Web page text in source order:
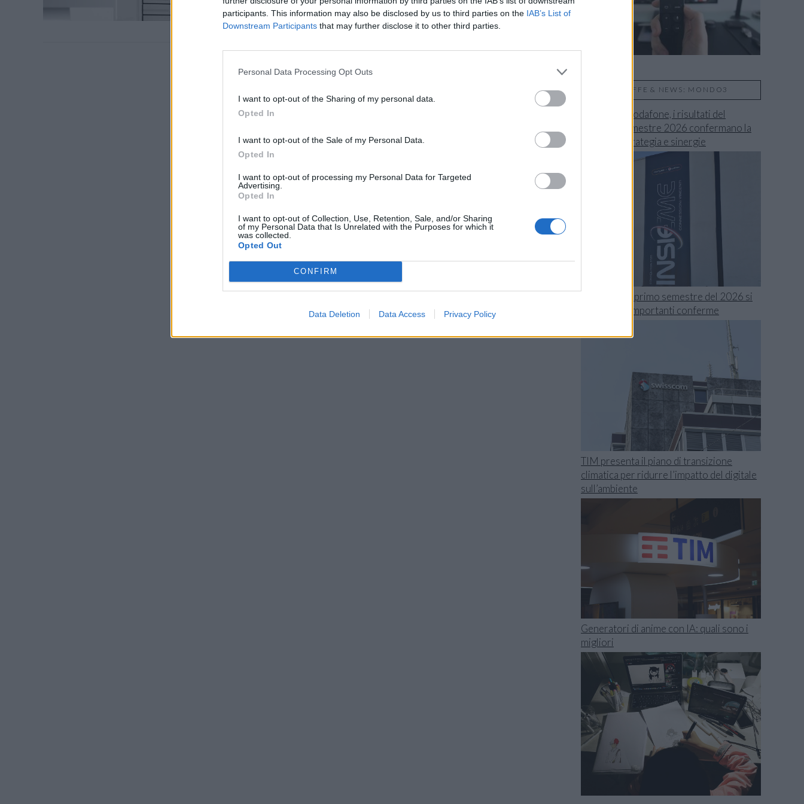
participants. This information may also be disclosed by us to third parties on the IAB’s List of
Downstream Participants that may further disclose it to other third parties.
Personal Data Processing Opt Outs
I want to opt-out of the Sharing of my personal data.
Opted In
I want to opt-out of the Sale of my Personal Data.
Opted In
I want to opt-out of processing my Personal Data for Targeted
Advertising.
Opted In
I want to opt-out of Collection, Use, Retention, Sale, and/or Sharing
of my Personal Data that Is Unrelated with the Purposes for which it
was collected.
Opted Out
CONFIRM
Data Deletion Data Access Privacy Policy
TARIFFE & NEWS: MONDO3
Fastweb + Vodafone, i risultati del
secondo trimestre 2026 confermano la
validità di strategia e sinergie
Swisscom, il primo semestre del 2026 si
chiude con importanti conferme
TIM presenta il piano di transizione
climatica per ridurre l’impatto del digitale
sull’ambiente
Generatori di anime con IA: quali sono i
migliori